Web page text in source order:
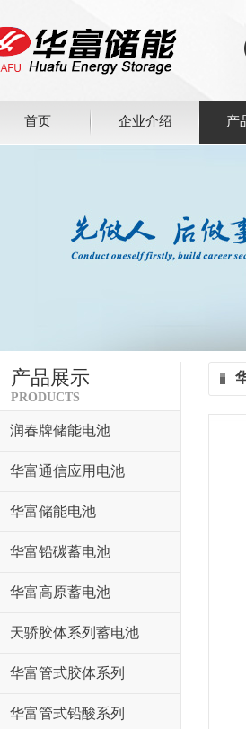
首页 企业介绍 产
产品展示
PRODUCTS
润春牌储能电池
华富通信应用电池
华富储能电池
华富铅碳蓄电池
华富高原蓄电池
天骄胶体系列蓄电池
华富管式胶体系列
华富管式铅酸系列